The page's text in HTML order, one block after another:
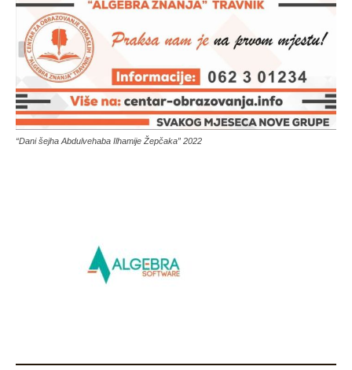
“Dani šejha Abdulvehaba Ilhamije Žepčaka” 2022